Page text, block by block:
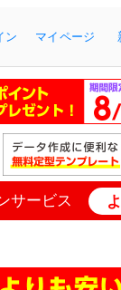
ン マイページ
サービス